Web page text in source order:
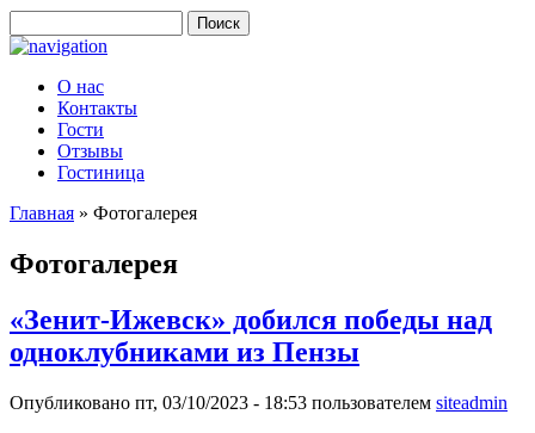
Форма поиска
О нас
Контакты
Гости
Отзывы
Гостиница
Главная » Фотогалерея
Фотогалерея
«Зенит-Ижевск» добился победы над
одноклубниками из Пензы
Опубликовано пт, 03/10/2023 - 18:53 пользователем siteadmin